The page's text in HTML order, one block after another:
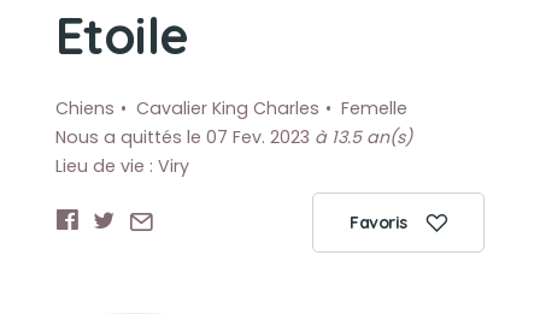
Etoile
Chiens Cavalier King Charles
Femelle
Nous a quittés le 07 Fev. 2023 à 13.5 an(s)
Lieu de vie : Viry
Favoris